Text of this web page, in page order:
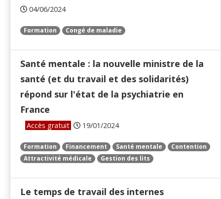
04/06/2024
Formation Congé de maladie
Santé mentale : la nouvelle ministre de la
santé (et du travail et des solidarités)
répond sur l'état de la psychiatrie en
France
Accès gratuit 19/01/2024
Formation Financement Santé mentale
Contention
Attractivité médicale
Gestion des lits
Le temps de travail des internes